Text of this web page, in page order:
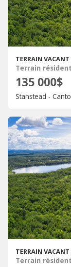
TERRAIN
Terrain
135 000$
Stanstead -
TERRAIN
Terrain